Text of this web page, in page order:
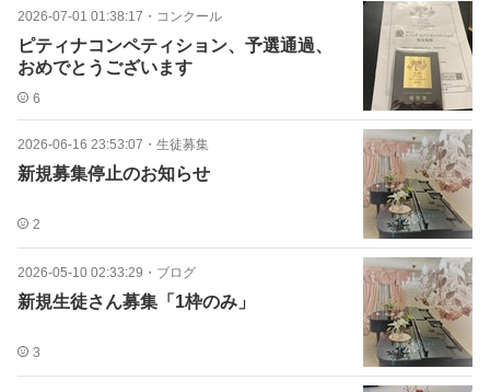
2026-07-01 01:38:17 ・ コンクール
ピティナコンペティション、予選通過、
おめでとうございます
6
2026-06-16 23:53:07 ・ 生徒募集
新規募集停止のお知らせ
2
2026-05-10 02:33:29 ・ ブログ
新規生徒さん募集「1枠のみ」
3